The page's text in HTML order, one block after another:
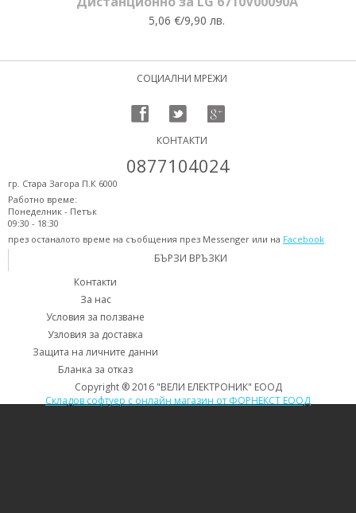
5,06 €/9,90 лв.
СОЦИАЛНИ МРЕЖИ
КОНТАКТИ
0877104024
гр. Стара Загора П.К 6000
Работно време:
Понеделник - Петък
09:30 - 18:30
през останалото време на съобщения през Messenger или на Facebook
БЪРЗИ ВРЪЗКИ
Контакти
За нас
Условия за ползване
Узловия за доставка
Защита на личните данни
Бланка за отказ
Copyright ® 2016 "ВЕЛИ ЕЛЕКТРОНИК" ЕООД
Складов софтуер с онлайн магазин от ФОРНЕКСТ ЕООД